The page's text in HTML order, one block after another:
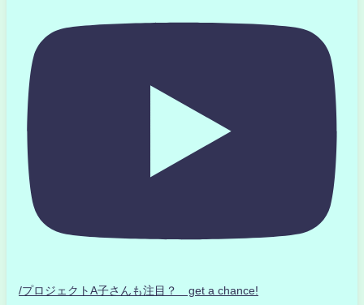
/プロジェクトA子さんも注目？ get a chance!